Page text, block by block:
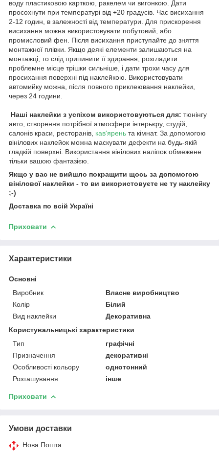
воду пластиковою карткою, ракелем чи вигонкою. Дати
просохнути при температурі від +20 градусів. Час висихання
2-12 годин, в залежності від температури. Для прискорення
висихання можна використовувати побутовий, або
промисловий фен. Після висихання приступайте до зняття
монтажної плівки. Якщо деякі елементи залишаються на
монтажці, то слід припинити її здирання, розгладити
проблемне місце трішки сильніше, і дати трохи часу для
просихання поверхні під наклейкою. Використовувати
автомийку можна, після повного приклеювання наклейки,
через 24 години.
Наші наклейки з успіхом використовуються для: тюнінгу
авто, створення потрібної атмосфери інтерьєру, студій,
салонів краси, ресторанів, кав'ярень та кімнат. За допомогою
вінілових наклейок можна маскувати дефекти на будь-якій
гладкій поверхні. Використання вінілових наліпок обмежене
тільки вашою фантазією.
Якщо у вас не вийшло покращити щось за допомогою
вінілової наклейки - то ви використовуєте не ту наклейку
;-)
Доставка по всій Україні
Приховати
Характеристики
Основні
Виробник
Власне виробництво
Колір
Білий
Вид наклейки
Декоративна
Користувальницькі характеристики
Тип
графічні
Призначення
декоративні
Особливості кольору
однотонний
Розташування
інше
Приховати
Умови доставки
Нова Пошта